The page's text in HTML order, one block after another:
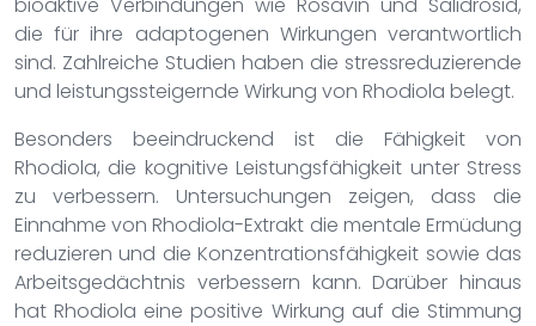
die für ihre adaptogenen Wirkungen verantwortlich
sind. Zahlreiche Studien haben die stressreduzierende
und leistungssteigernde Wirkung von Rhodiola belegt.
Besonders beeindruckend ist die Fähigkeit von
Rhodiola, die kognitive Leistungsfähigkeit unter Stress
zu verbessern. Untersuchungen zeigen, dass die
Einnahme von Rhodiola-Extrakt die mentale Ermüdung
reduzieren und die Konzentrationsfähigkeit sowie das
Arbeitsgedächtnis verbessern kann. Darüber hinaus
hat Rhodiola eine positive Wirkung auf die Stimmung